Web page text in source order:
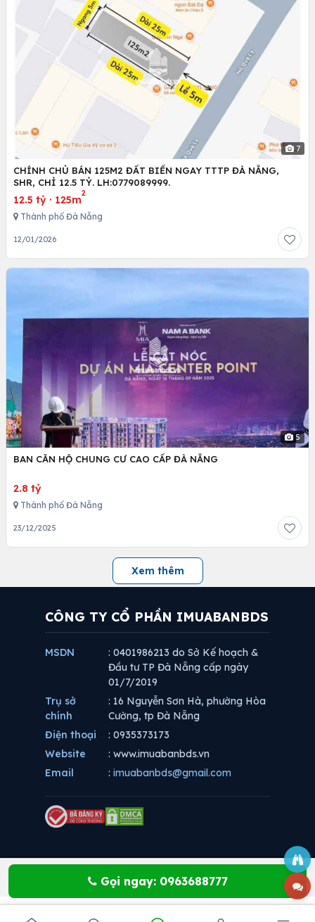
7
CHÍNH CHỦ BÁN 125M2 ĐẤT BIỂN NGAY TTTP ĐÀ NẴNG,
SHR, CHỈ 12.5 TỶ. LH:0779089999.
12.5 tỷ · 125m
2
Thành phố Đà Nẵng
12/01/2026
5
BAN CĂN HỘ CHUNG CƯ CAO CẤP ĐÀ NẴNG
2.8 tỷ
Thành phố Đà Nẵng
23/12/2025
Xem thêm
Gọi ngay: 0963688777
CÔNG TY CỔ PHẦN IMUABANBDS
MSDN
: 0401986213 do Sở Kế hoạch &
Đầu tư TP Đà Nẵng cấp ngày
01/7/2019
Trụ sở
chính
: 16 Nguyễn Sơn Hà, phường Hòa
Cường, tp Đà Nẵng
Điện thoại
: 0935373173
Website
: www.imuabanbds.vn
Email
: imuabanbds@gmail.com